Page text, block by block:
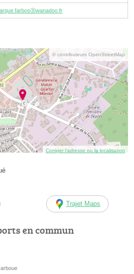
© contributeurs OpenStreetMap
Corriger l’adresse ou la localisation
Trajet Maps
en commun